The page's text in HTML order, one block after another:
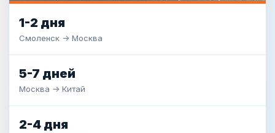
1-2 дня
Смоленск -> Москва
5-7 дней
Москва -> Китай
2-4 дня